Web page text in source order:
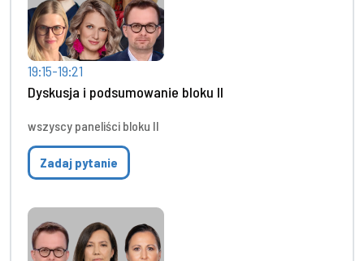
19:15-19:21
Dyskusja i podsumowanie bloku II
wszyscy paneliści bloku II
Zadaj pytanie